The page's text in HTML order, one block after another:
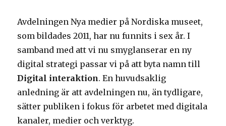
Avdelningen Nya medier på Nordiska museet,
som bildades 2011, har nu funnits i sex år. I
samband med att vi nu smyglanserar en ny
digital strategi passar vi på att byta namn till
Digital interaktion. En huvudsaklig
anledning är att avdelningen nu, än tydligare,
sätter publiken i fokus för arbetet med digitala
kanaler, medier och verktyg.